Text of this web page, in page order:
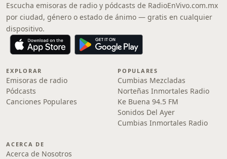
Escucha emisoras de radio y pódcasts de RadioEnVivo.com.mx
por ciudad, género o estado de ánimo — gratis en cualquier
dispositivo.
EXPLORAR
Emisoras de radio
Pódcasts
Canciones Populares
POPULARES
Cumbias Mezcladas
Norteñas Inmortales Radio
Ke Buena 94.5 FM
Sonidos Del Ayer
Cumbias Inmortales Radio
ACERCA DE
Acerca de Nosotros